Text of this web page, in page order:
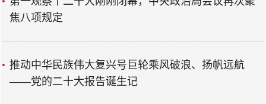
焦八项规定
推动中华民族伟大复兴号巨轮乘风破浪、扬帆远航
——党的二十大报告诞生记